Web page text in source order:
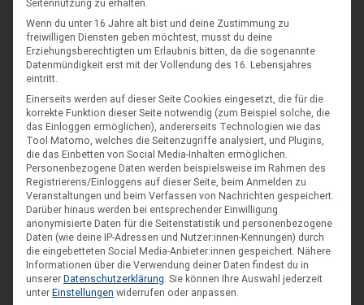
Sep.
Spiele im XXL-Format
4. Sep. 26
Suderburg
[alle Veranstaltungen]
AKTUELLE BEITRÄGE AUF INSTAGRAM
Seitennutzung zu erhalten.
Wenn du unter 16 Jahre alt bist und deine Zustimmung zu
freiwilligen Diensten geben möchtest, musst du deine
Erziehungsberechtigten um Erlaubnis bitten, da die sogenannte
Datenmündigkeit erst mit der Vollendung des 16. Lebensjahres
eintritt.
Einerseits werden auf dieser Seite Cookies eingesetzt, die für die
korrekte Funktion dieser Seite notwendig (zum Beispiel solche, die
das Einloggen ermöglichen), andererseits Technologien wie das
Tool Matomo, welches die Seitenzugriffe analysiert, und Plugins,
die das Einbetten von Social Media-Inhalten ermöglichen.
Personenbezogene Daten werden beispielsweise im Rahmen des
Registrierens/Einloggens auf dieser Seite, beim Anmelden zu
Veranstaltungen und beim Verfassen von Nachrichten gespeichert.
Darüber hinaus werden bei entsprechender Einwilligung
anonymisierte Daten für die Seitenstatistik und personenbezogene
Daten (wie deine IP-Adressen und Nutzer:innen-Kennungen) durch
die eingebetteten Social Media-Anbieter:innen gespeichert. Nähere
Informationen über die Verwendung deiner Daten findest du in
unserer Datenschutzerklärung. Sie können Ihre Auswahl jederzeit
unter Einstellungen widerrufen oder anpassen.